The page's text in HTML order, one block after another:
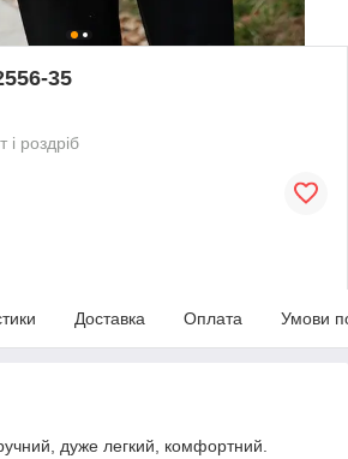
35
і роздріб
Доставка Оплата Умови
дуже легкий, комфортний.